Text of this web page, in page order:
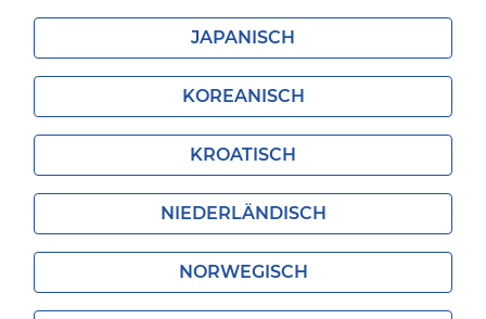
JAPANISCH
KOREANISCH
KROATISCH
NIEDERLÄNDISCH
NORWEGISCH